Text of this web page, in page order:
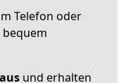
Telefon oder
bequem
und erhalten